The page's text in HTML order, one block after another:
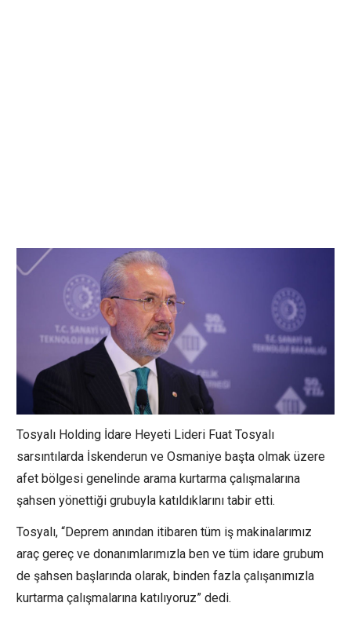
Tosyalı Holding İdare Heyeti Lideri Fuat Tosyalı
sarsıntılarda İskenderun ve Osmaniye başta olmak üzere
afet bölgesi genelinde arama kurtarma çalışmalarına
şahsen yönettiği grubuyla katıldıklarını tabir etti.
Tosyalı, “Deprem anından itibaren tüm iş makinalarımız
araç gereç ve donanımlarımızla ben ve tüm idare grubum
de şahsen başlarında olarak, binden fazla çalışanımızla
kurtarma çalışmalarına katılıyoruz” dedi.